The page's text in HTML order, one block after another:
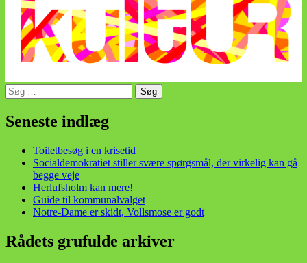
Søg
efter:
Seneste indlæg
Toiletbesøg i en krisetid
Socialdemokratiet stiller svære spørgsmål, der virkelig kan gå
begge veje
Herlufsholm kan mere!
Guide til kommunalvalget
Notre-Dame er skidt, Vollsmose er godt
Rådets grufulde arkiver